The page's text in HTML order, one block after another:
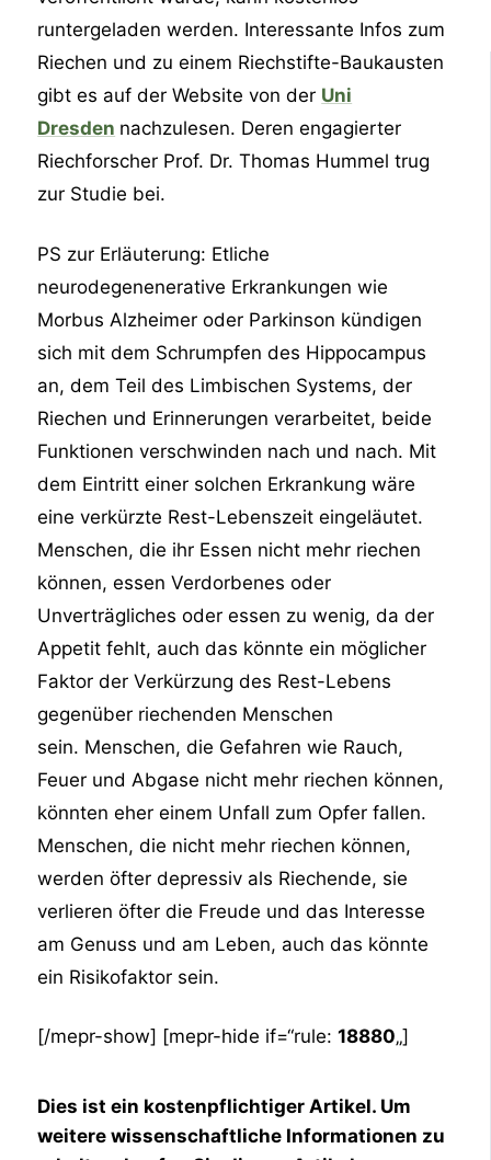
runtergeladen werden. Interessante Infos zum
Riechen und zu einem Riechstifte-Baukausten
gibt es auf der Website von der Uni
Dresden nachzulesen. Deren engagierter
Riechforscher Prof. Dr. Thomas Hummel trug
zur Studie bei.
PS zur Erläuterung: Etliche
neurodegenenerative Erkrankungen wie
Morbus Alzheimer oder Parkinson kündigen
sich mit dem Schrumpfen des Hippocampus
an, dem Teil des Limbischen Systems, der
Riechen und Erinnerungen verarbeitet, beide
Funktionen verschwinden nach und nach. Mit
dem Eintritt einer solchen Erkrankung wäre
eine verkürzte Rest-Lebenszeit eingeläutet.
Menschen, die ihr Essen nicht mehr riechen
können, essen Verdorbenes oder
Unverträgliches oder essen zu wenig, da der
Appetit fehlt, auch das könnte ein möglicher
Faktor der Verkürzung des Rest-Lebens
gegenüber riechenden Menschen
sein. Menschen, die Gefahren wie Rauch,
Feuer und Abgase nicht mehr riechen können,
könnten eher einem Unfall zum Opfer fallen.
Menschen, die nicht mehr riechen können,
werden öfter depressiv als Riechende, sie
verlieren öfter die Freude und das Interesse
am Genuss und am Leben, auch das könnte
ein Risikofaktor sein.
[/mepr-show] [mepr-hide if=“rule:18880„]
Dies ist ein kostenpflichtiger Artikel. Um
weitere wissenschaftliche Informationen zu